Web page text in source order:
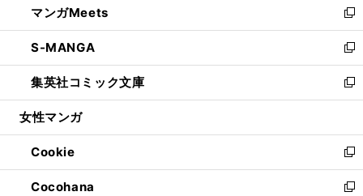
く
で
開
く
ド
ウ
で
開
く
ィ
ン
ド
ウ
で
開
い
ウ
ィ
ン
ド
ウ
開
く
マンガMeets
新
し
い
ウ
ィ
ン
ウ
で
開
く
S-MANGA
新
し
い
ウ
ン
ド
ウ
で
集英社コミック文庫
新
し
ウ
ィ
ン
ド
女性マンガ
Cookie
新
し
い
Cocohana
新